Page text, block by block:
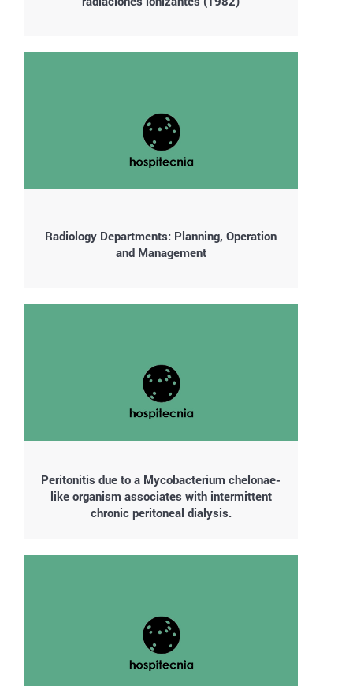
Radiology Departments: Planning, Operation
and Management
Peritonitis due to a Mycobacterium chelonae-
like organism associates with intermittent
chronic peritoneal dialysis.